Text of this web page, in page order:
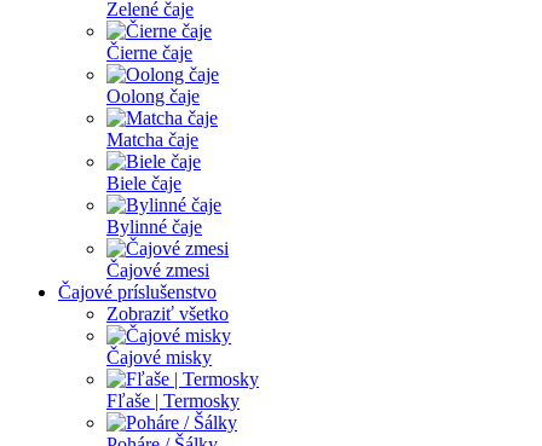
Zelené čaje
Čierne čaje
Oolong čaje
Matcha čaje
Biele čaje
Bylinné čaje
Čajové zmesi
Čajové príslušenstvo
Zobraziť všetko
Čajové misky
Fľaše | Termosky